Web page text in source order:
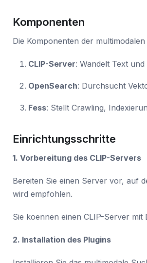
Komponenten
Die Komponenten der
CLIP-Server: Wandelt Text
OpenSearch: Durchsucht
Fess: Stellt Crawling,
Einrichtungsschritte
1. Vorbereitung des CLIP-Servers
Bereiten Sie einen Server vor, auf
wird empfohlen.
Sie koennen einen CLIP-Server
2. Installation des Plugins